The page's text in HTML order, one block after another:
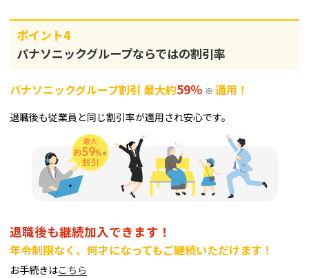
ポイント4
パナソニックグループならではの割引率
パナソニックグループ割引 最大約59％ ※ 適用！
退職後も従業員と同じ割引率が適用され安心です。
退職後も継続加入できます！
年令制限なく、何才になってもご継続いただけます！
お手続きはこちら